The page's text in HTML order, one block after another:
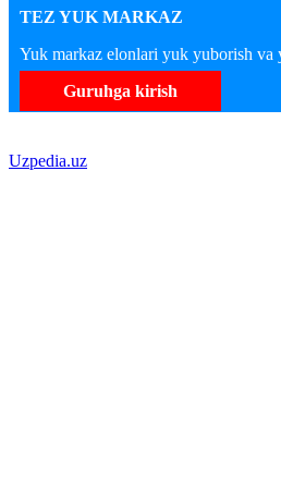
TEZ YUK MARKAZ
Yuk markaz elonlari yuk yuborish va
Guruhga kirish
Uzpedia.uz